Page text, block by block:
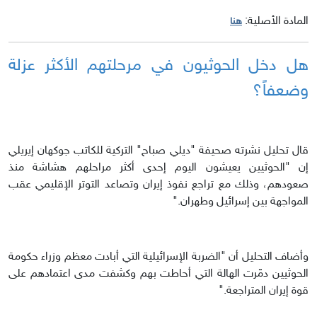
المادة الأصلية: هنا
هل دخل الحوثيون في مرحلتهم الأكثر عزلة
وضعفاً؟
قال تحليل نشرته صحيفة "ديلي صباح" التركية للكاتب جوكهان إيريلي
إن "الحوثيين يعيشون اليوم إحدى أكثر مراحلهم هشاشة منذ
صعودهم، وذلك مع تراجع نفوذ إيران وتصاعد التوتر الإقليمي عقب
المواجهة بين إسرائيل وطهران."
وأضاف التحليل أن "الضربة الإسرائيلية التي أبادت معظم وزراء حكومة
الحوثيين دمّرت الهالة التي أحاطت بهم وكشفت مدى اعتمادهم على
قوة إيران المتراجعة."